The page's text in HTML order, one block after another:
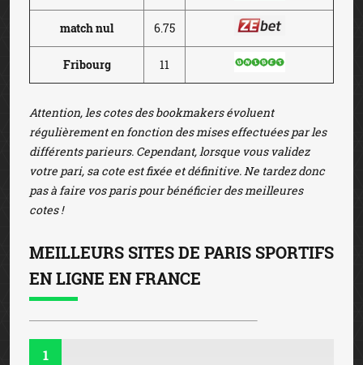
match nul 6.75
Fribourg 11
Attention, les cotes des bookmakers évoluent
régulièrement en fonction des mises effectuées par les
différents parieurs. Cependant, lorsque vous validez
votre pari, sa cote est fixée et définitive. Ne tardez donc
pas à faire vos paris pour bénéficier des meilleures
cotes !
MEILLEURS SITES DE PARIS SPORTIFS
EN LIGNE EN FRANCE
1